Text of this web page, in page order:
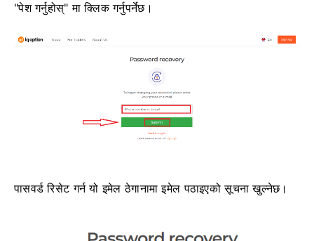
"पेश गर्नुहोस्" मा क्लिक गर्नुपर्नेछ।
पासवर्ड रिसेट गर्न यो इमेल ठेगानामा इमेल पठाइएको सूचना खुल्नेछ।